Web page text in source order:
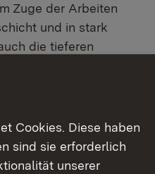
Zuge der Arbeiten
und in stark
die tieferen
aufgeteilt.
voll gesperrt. Die
bis zum
werden.
Cookies. Diese haben
sind sie erforderlich
unserer